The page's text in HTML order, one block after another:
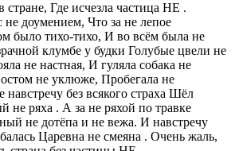
Где исчезла частица НЕ .
не доумением, Что за не лепое
было тихо-тихо, И во всём была не
клумбе у будки Голубые цвели не
не настная, И гуляла собака не
не уклюже, Пробегала не
без всякого страха Шёл
не ряха . А за не ряхой по травке
не дотёпа и не вежа. И навстречу
Царевна не смеяна . Очень жаль,